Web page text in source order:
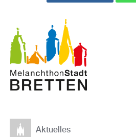
Aktuelles